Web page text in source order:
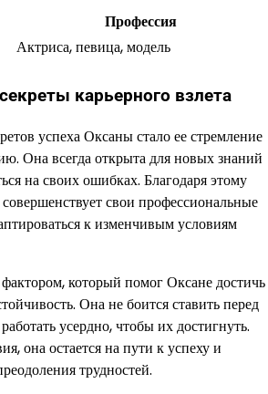
Профессия
Актриса, певица, модель
карьерного взлета
успеха Оксаны стало ее стремление
Она всегда открыта для новых знаний
на своих ошибках. Благодаря этому
свои профессиональные
к изменчивым условиям
который помог Оксане достичь
Она не боится ставить перед
усердно, чтобы их достигнуть.
она остается на пути к успеху и
трудностей.